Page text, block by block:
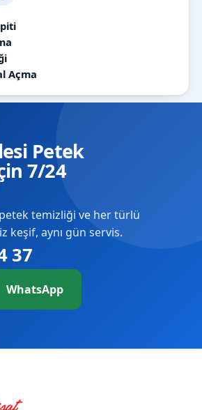
Açma
Petek
7/24
petek temizliği ve her türlü
keşif, aynı gün servis.
37
WhatsApp